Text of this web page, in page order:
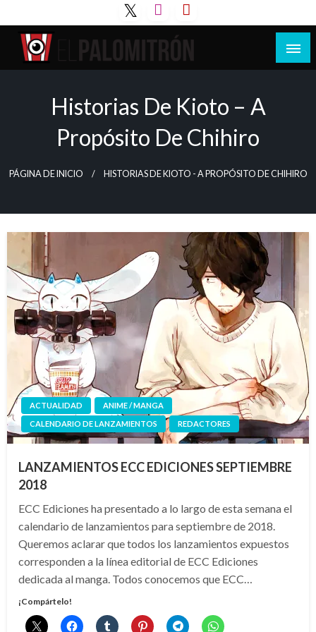
al
contenido
Tu espacio de la industria de cine española y
Historias De Kioto – A
Propósito De Chihiro
PÁGINA DE INICIO HISTORIAS DE KIOTO - A PROPÓSITO DE CHIHIRO
ACTUALIDAD
ANIME / MANGA
CALENDARIO DE LANZAMIENTOS
REDACTORES
LANZAMIENTOS ECC EDICIONES SEPTIEMBRE
2018
ECC Ediciones ha presentado a lo largo de esta semana el
calendario de lanzamientos para septiembre de 2018.
Queremos aclarar que todos los lanzamientos expuestos
corresponden a la línea editorial de ECC Ediciones
dedicada al manga. Todos conocemos que ECC…
¡Compártelo!